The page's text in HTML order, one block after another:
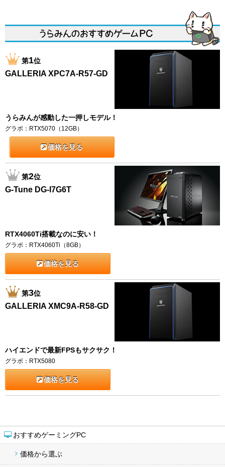
おすすめゲーミングPC
価格から選ぶ
第1位
GALLERIA XPC7A-R57-GD
うらみんが感動した一押しモデル！
グラボ：RTX5070（12GB）
価格を見る
第2位
G-Tune DG-I7G6T
RTX4060Ti搭載なのに安い！
グラボ：RTX4060Ti（8GB）
価格を見る
第3位
GALLERIA XMC9A-R58-GD
ハイエンドで最新FPSもサクサク！
グラボ：RTX5080
価格を見る